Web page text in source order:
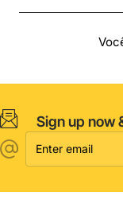
Sign up now
Enter
email